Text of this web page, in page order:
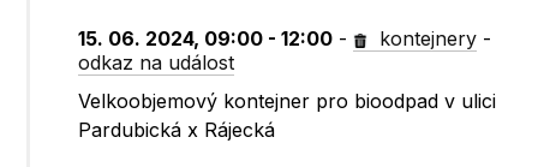
15. 06. 2024, 09:00 - 12:00 - kontejnery -
odkaz na událost
Velkoobjemový kontejner pro bioodpad v ulici
Pardubická x Rájecká